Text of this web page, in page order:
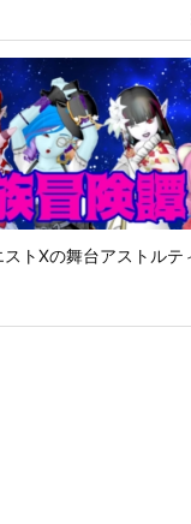
トⅩの舞台アストルテ